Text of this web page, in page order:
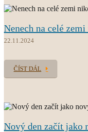
Nenech na celé
22.11.2024
ČÍST DÁL
Nový den začít jako